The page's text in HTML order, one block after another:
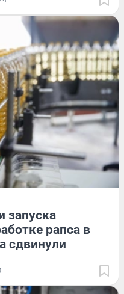
запуска
рапса в
сдвинули